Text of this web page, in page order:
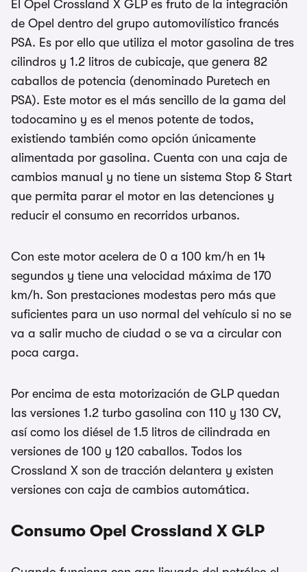
El Opel Crossland X GLP es fruto de la integración
de Opel dentro del grupo automovilístico francés
PSA. Es por ello que utiliza el motor gasolina de tres
cilindros y 1.2 litros de cubicaje, que genera 82
caballos de potencia (denominado Puretech en
PSA). Este motor es el más sencillo de la gama del
todocamino y es el menos potente de todos,
existiendo también como opción únicamente
alimentada por gasolina. Cuenta con una caja de
cambios manual y no tiene un sistema Stop & Start
que permita parar el motor en las detenciones y
reducir el consumo en recorridos urbanos.
Con este motor acelera de 0 a 100 km/h en 14
segundos y tiene una velocidad máxima de 170
km/h. Son prestaciones modestas pero más que
suficientes para un uso normal del vehículo si no se
va a salir mucho de ciudad o se va a circular con
poca carga.
Por encima de esta motorización de GLP quedan
las versiones 1.2 turbo gasolina con 110 y 130 CV,
así como los diésel de 1.5 litros de cilindrada en
versiones de 100 y 120 caballos. Todos los
Crossland X son de tracción delantera y existen
versiones con caja de cambios automática.
Consumo Opel Crossland X GLP